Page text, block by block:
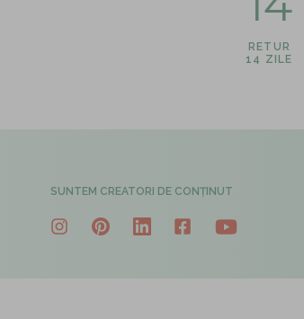
RETUR
14 ZILE
SUNTEM CREATORI DE CONȚINUT